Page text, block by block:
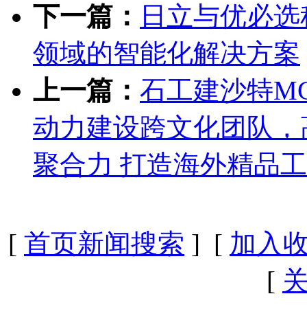
下一篇： 日立与优必
领域的智能化解决方案
上一篇： 石工建沙特
动力建设跨文化团队
聚合力 打造海外精品
[ 首页新闻搜索 ] [ 加入
[